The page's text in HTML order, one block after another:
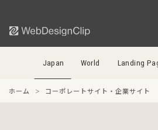
Japan World Landing
ホーム コーポレートサイト・企業サイト